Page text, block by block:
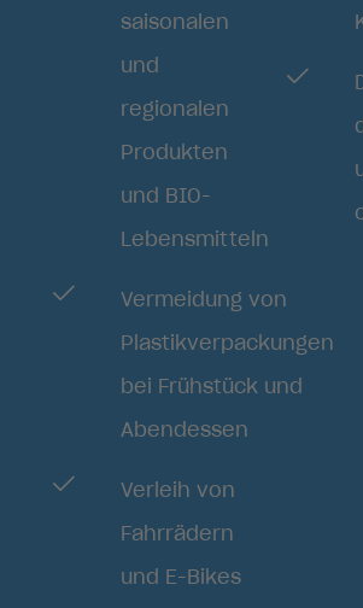
saisonalen
und
regionalen
Produkten
und BIO-
Lebensmitteln
Vermeidung von
Plastikverpackungen
bei Frühstück und
Abendessen
Verleih von
Fahrrädern
und E-Bikes